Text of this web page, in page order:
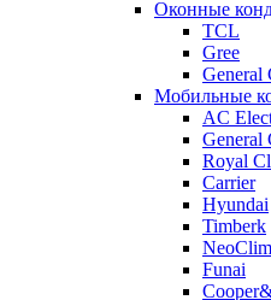
Оконные
TCL
Gree
General
Мобильные
AC
General
Royal
Carrier
Hyundai
Timberk
Funai